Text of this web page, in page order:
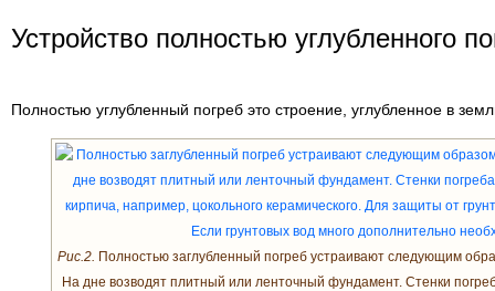
Устройство полностью углубленного
Полностью углубленный погреб это строение, углубленное в
Рис.2. Полностью заглубленный погреб устраивают следующим
На дне возводят плитный или ленточный фундамент. Стенки